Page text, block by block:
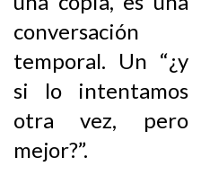
conversación
temporal. Un “¿y
si lo intentamos
otra vez, pero
mejor?”.